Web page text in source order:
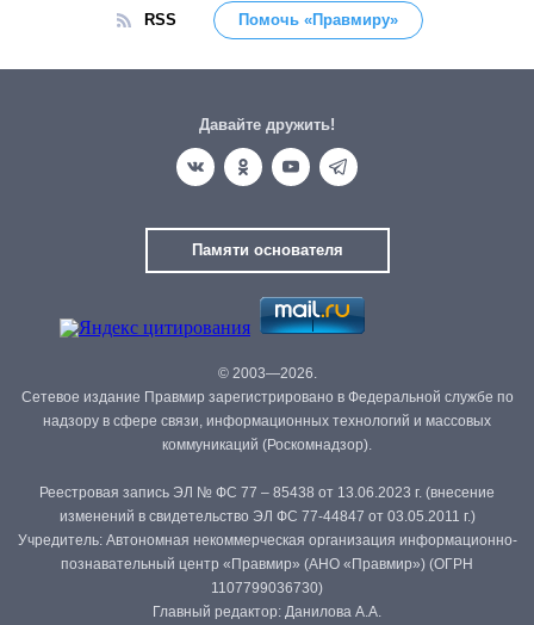
RSS Помочь «Правмиру»
Давайте дружить!
Памяти основателя
© 2003—2026.
Сетевое издание Правмир зарегистрировано в Федеральной службе по
надзору в сфере связи, информационных технологий и массовых
коммуникаций (Роскомнадзор).
Реестровая запись ЭЛ № ФС 77 – 85438 от 13.06.2023 г. (внесение
изменений в свидетельство ЭЛ ФС 77-44847 от 03.05.2011 г.)
Учредитель: Автономная некоммерческая организация информационно-
познавательный центр «Правмир» (АНО «Правмир») (ОГРН
1107799036730)
Главный редактор: Данилова А.А.